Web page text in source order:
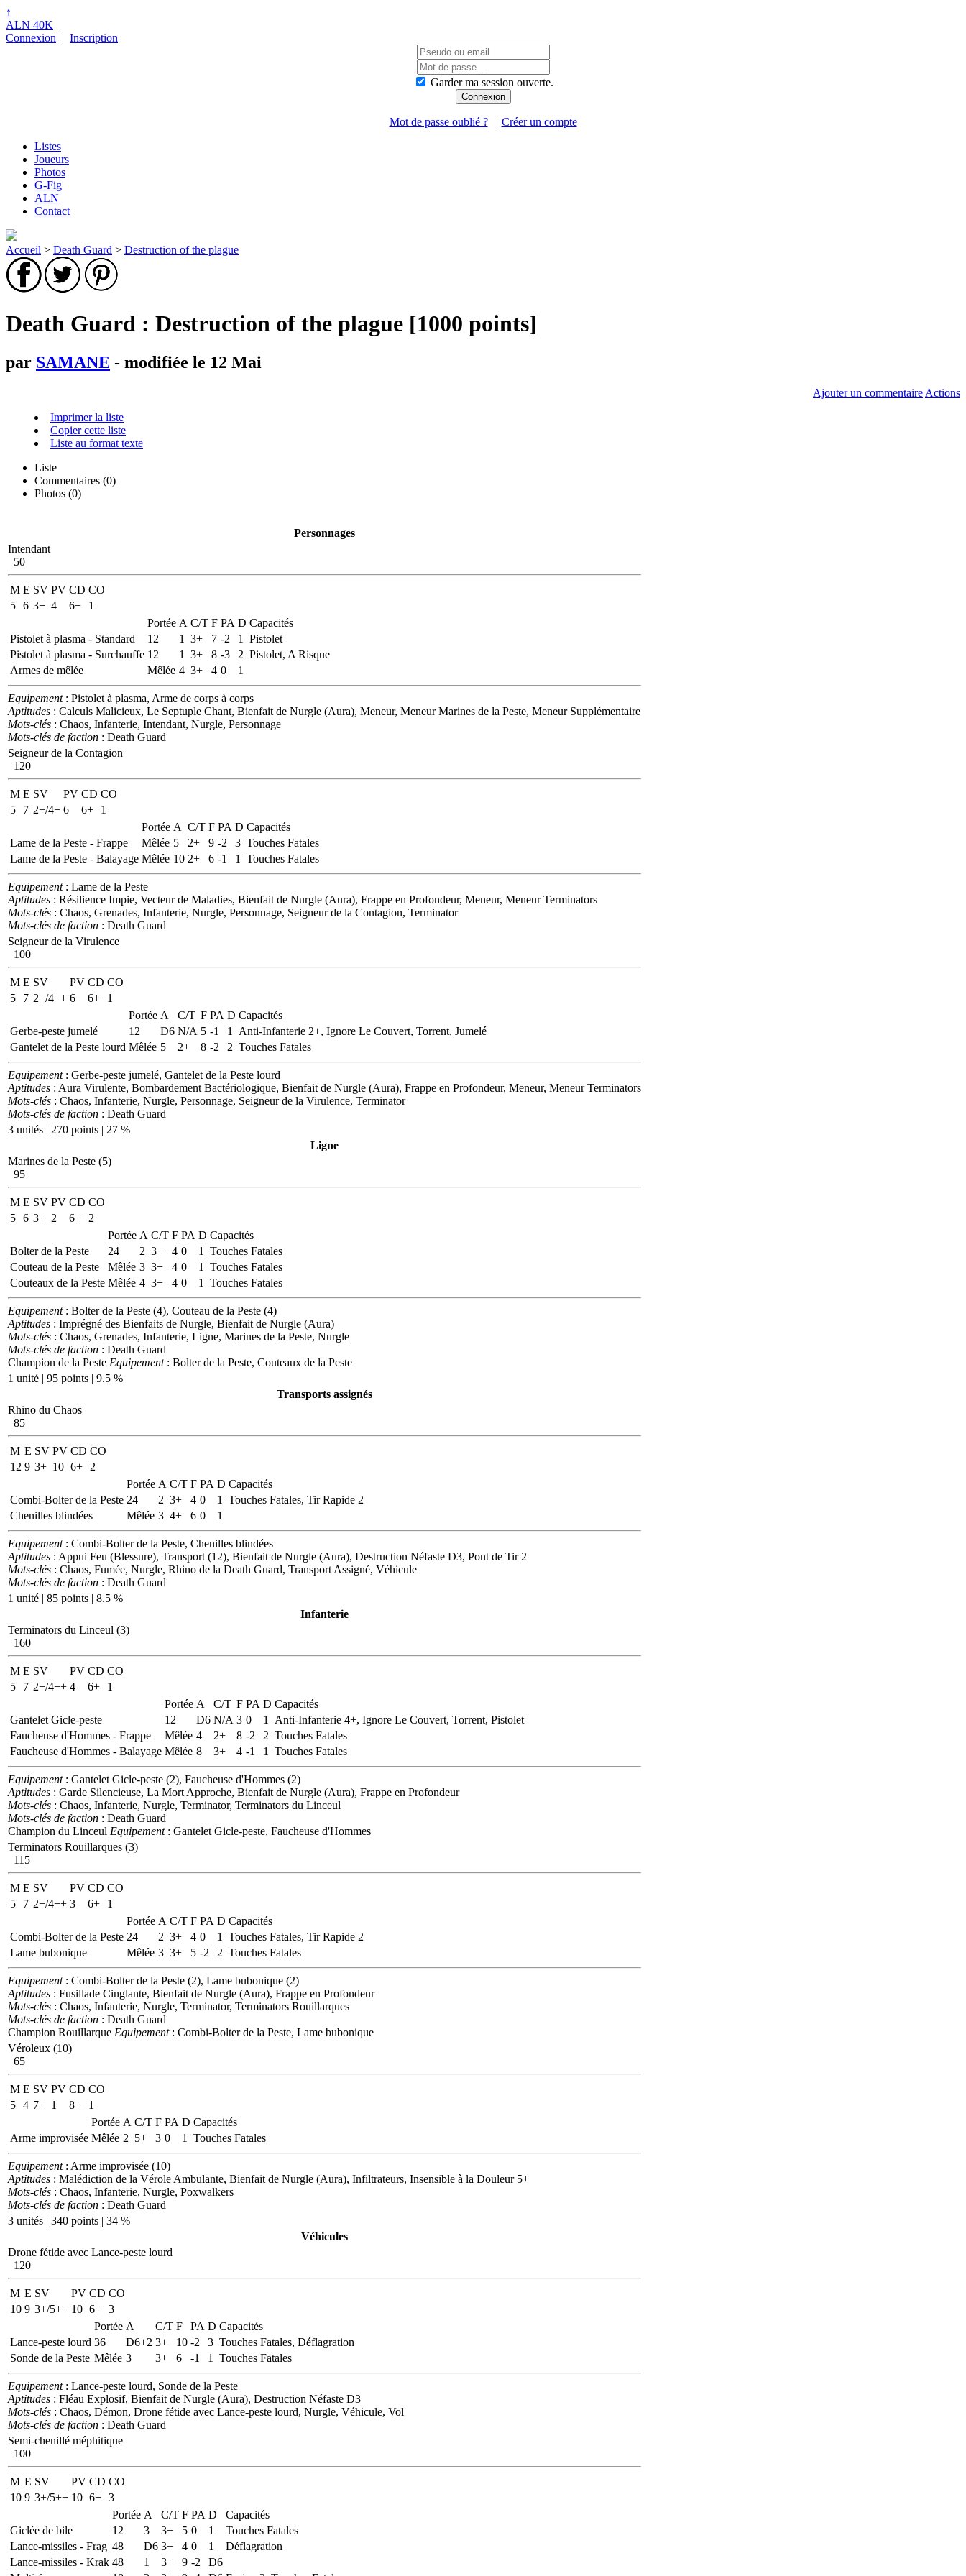
↑
ALN 40K
Connexion | Inscription
Garder ma session ouverte.
Mot de passe oublié ?| Créer un compte
Listes
Joueurs
Photos
G-Fig
ALN
Contact
Accueil > Death Guard > Destruction of the plague
Death Guard : Destruction of the plague [1000 points]
par SAMANE - modifiée le 12 Mai
Ajouter un commentaire Actions
Imprimer la liste
Copier cette liste
Liste au format texte
Liste
Commentaires (0)
Photos (0)
Personnages
Intendant
50
M E SV PV CD CO
5 6 3+ 4 6+
1
Portée A C/T F PA D Capacités
Pistolet à plasma - Standard
12 1 3+ 7 -2 1
Pistolet
Pistolet à plasma - Surchauffe 12 1 3+ 8 -3 2 Pistolet, A Risque
Armes de mêlée
Mêlée 4 3+ 4 0 1
Equipement: Pistolet à plasma, Arme de corps à corps
Aptitudes : Calculs Malicieux, Le Septuple Chant, Bienfait de Nurgle (Aura), Meneur, Meneur Marines de la Peste, Meneur Supplémentaire
Mots-clés : Chaos, Infanterie, Intendant, Nurgle, Personnage
Mots-clés de faction : Death Guard
Seigneur de la Contagion
120
M E SV PV CD CO
5
7 2+/4+ 6 6+
1
Portée A C/T F PA D Capacités
Lame de la Peste - Frappe
Mêlée 5 2+ 9 -2 3 Touches Fatales
Lame de la Peste - Balayage Mêlée 10 2+ 6 -1 1 Touches Fatales
Equipement: Lame de la Peste
Aptitudes : Résilience Impie, Vecteur de Maladies, Bienfait de Nurgle (Aura), Frappe en Profondeur, Meneur, Meneur Terminators
Mots-clés : Chaos, Grenades, Infanterie, Nurgle, Personnage, Seigneur de la Contagion, Terminator
Mots-clés de faction : Death Guard
Seigneur de la Virulence
100
M E SV PV CD CO
5
7 2+/4++ 6 6+
1
Portée A C/T F PA D Capacités
Gerbe-peste jumelé
12 D6 N/A 5 -1 1
Anti-Infanterie 2+, Ignore Le Couvert, Torrent, Jumelé
Gantelet de la Peste lourd Mêlée 5 2+ 8 -2 2 Touches Fatales
Equipement: Gerbe-peste jumelé, Gantelet de la Peste lourd
Aptitudes : Aura Virulente, Bombardement Bactériologique, Bienfait de Nurgle (Aura), Frappe en Profondeur, Meneur, Meneur Terminators
Mots-clés : Chaos, Infanterie, Nurgle, Personnage, Seigneur de la Virulence, Terminator
Mots-clés de faction : Death Guard
3 unités | 270 points | 27 %
Ligne
Marines de la Peste (5)
95
M E SV PV CD CO
5 6 3+ 2 6+
2
Portée A C/T F PA D Capacités
Bolter de la Peste
24 2 3+ 4 0 1
Touches Fatales
Couteau de la Peste
Mêlée 3 3+ 4 0 1
Touches Fatales
Couteaux de la Peste Mêlée 4 3+ 4 0 1 Touches Fatales
Equipement: Bolter de la Peste (4), Couteau de la Peste (4)
Aptitudes : Imprégné des Bienfaits de Nurgle, Bienfait de Nurgle (Aura)
Mots-clés : Chaos, Grenades, Infanterie, Ligne, Marines de la Peste, Nurgle
Mots-clés de faction : Death Guard
Champion de la Peste Equipement: Bolter de la Peste, Couteaux de la Peste
1 unité | 95 points | 9.5 %
Transports assignés
Rhino du Chaos
85
M E SV PV CD CO
12 9 3+ 10 6+
2
Portée A C/T F PA D Capacités
Combi-Bolter de la Peste 24 2 3+ 4 0 1
Touches Fatales, Tir Rapide 2
Chenilles blindées
Mêlée 3 4+ 6 0 1
Equipement: Combi-Bolter de la Peste, Chenilles blindées
Aptitudes : Appui Feu (Blessure), Transport (12), Bienfait de Nurgle (Aura), Destruction Néfaste D3, Pont de Tir 2
Mots-clés : Chaos, Fumée, Nurgle, Rhino de la Death Guard, Transport Assigné, Véhicule
Mots-clés de faction : Death Guard
1 unité | 85 points | 8.5 %
Infanterie
Terminators du Linceul (3)
160
M E SV PV CD CO
5
7 2+/4++ 4 6+
1
Portée A C/T F PA D Capacités
Gantelet Gicle-peste
12 D6 N/A 3 0 1
Anti-Infanterie 4+, Ignore Le Couvert, Torrent, Pistolet
Faucheuse d'Hommes - Frappe
Mêlée 4 2+ 8 -2 2 Touches Fatales
Faucheuse d'Hommes - Balayage Mêlée 8 3+ 4 -1 1 Touches Fatales
Equipement: Gantelet Gicle-peste (2), Faucheuse d'Hommes (2)
Aptitudes : Garde Silencieuse, La Mort Approche, Bienfait de Nurgle (Aura), Frappe en Profondeur
Mots-clés : Chaos, Infanterie, Nurgle, Terminator, Terminators du Linceul
Mots-clés de faction : Death Guard
Champion du Linceul Equipement: Gantelet Gicle-peste, Faucheuse d'Hommes
Terminators Rouillarques (3)
115
M E SV PV CD CO
5
7 2+/4++ 3 6+
1
Portée A C/T F PA D Capacités
Combi-Bolter de la Peste 24 2 3+ 4 0 1
Touches Fatales, Tir Rapide 2
Lame bubonique
Mêlée 3 3+ 5 -2 2 Touches Fatales
Equipement: Combi-Bolter de la Peste (2), Lame bubonique (2)
Aptitudes : Fusillade Cinglante, Bienfait de Nurgle (Aura), Frappe en Profondeur
Mots-clés : Chaos, Infanterie, Nurgle, Terminator, Terminators Rouillarques
Mots-clés de faction : Death Guard
Champion Rouillarque Equipement: Combi-Bolter de la Peste, Lame bubonique
Véroleux (10)
65
M E SV PV CD CO
5 4 7+ 1 8+
1
Portée A C/T F PA D Capacités
Arme improvisée Mêlée 2 5+ 3 0 1 Touches Fatales
Equipement: Arme improvisée (10)
Aptitudes : Malédiction de la Vérole Ambulante, Bienfait de Nurgle (Aura), Infiltrateurs, Insensible à la Douleur 5+
Mots-clés : Chaos, Infanterie, Nurgle, Poxwalkers
Mots-clés de faction : Death Guard
3 unités | 340 points | 34 %
Véhicules
Drone fétide avec Lance-peste lourd
120
M E SV PV CD CO
10 9 3+/5++ 10 6+ 3
Portée A C/T F PA D Capacités
Lance-peste lourd 36 D6+2 3+ 10 -2 3 Touches Fatales, Déflagration
Sonde de la Peste Mêlée 3 3+ 6 -1 1 Touches Fatales
Equipement: Lance-peste lourd, Sonde de la Peste
Aptitudes : Fléau Explosif, Bienfait de Nurgle (Aura), Destruction Néfaste D3
Mots-clés : Chaos, Démon, Drone fétide avec Lance-peste lourd, Nurgle, Véhicule, Vol
Mots-clés de faction : Death Guard
Semi-chenillé méphitique
100
M E SV PV CD CO
10 9 3+/5++ 10 6+ 3
Portée A C/T F PA D
Capacités
Giclée de bile
12 3 3+ 5 0 1
Touches Fatales
Lance-missiles - Frag 48 D6 3+ 4 0 1
Déflagration
Lance-missiles - Krak 48 1 3+ 9 -2
D6